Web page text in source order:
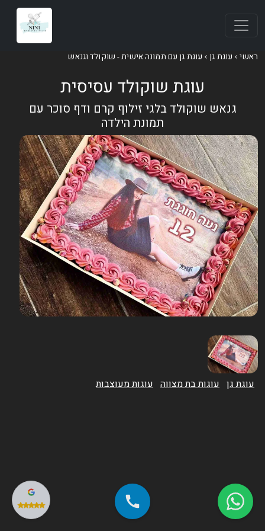
ראשי עוגת גן עוגת גן עם תמונה אישית - שוקולד וגנאש
עוגת שוקולד עסיסית
גנאש שוקולד בלגי זילוף קרם ודף סוכר עם
תמונת הילדה
עוגת גן עוגות בת מצווה עוגות מעוצבות